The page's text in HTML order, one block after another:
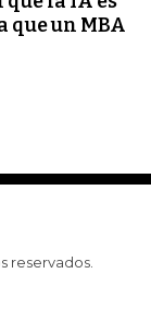
que un MBA
reservados.